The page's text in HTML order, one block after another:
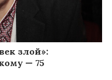
злой»:
— 75